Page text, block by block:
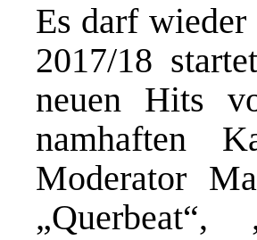
Es darf wieder
2017/18
neuen Hits
namhaften
Moderator